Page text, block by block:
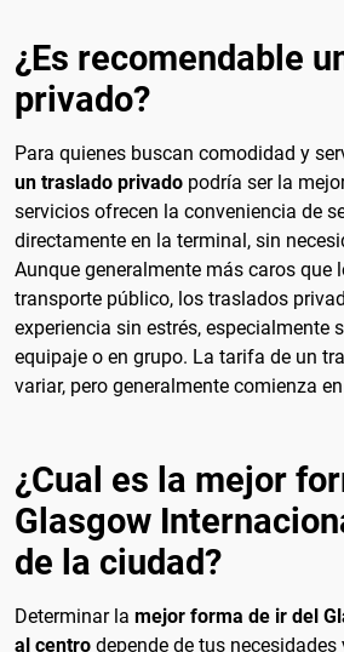
¿Es recomendable
privado?
Para quienes buscan comodidad y
un traslado privado podría ser la
servicios ofrecen la conveniencia de
directamente en la terminal, sin
Aunque generalmente más caros que
transporte público, los traslados
experiencia sin estrés, especialmente
equipaje o en grupo. La tarifa de un
variar, pero generalmente comienza
¿Cual es la mejor
Glasgow
de la ciudad?
Determinar la mejor forma de ir del
al centro depende de tus